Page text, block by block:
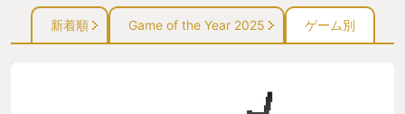
新着順 Game of the Year 2025 ゲーム別